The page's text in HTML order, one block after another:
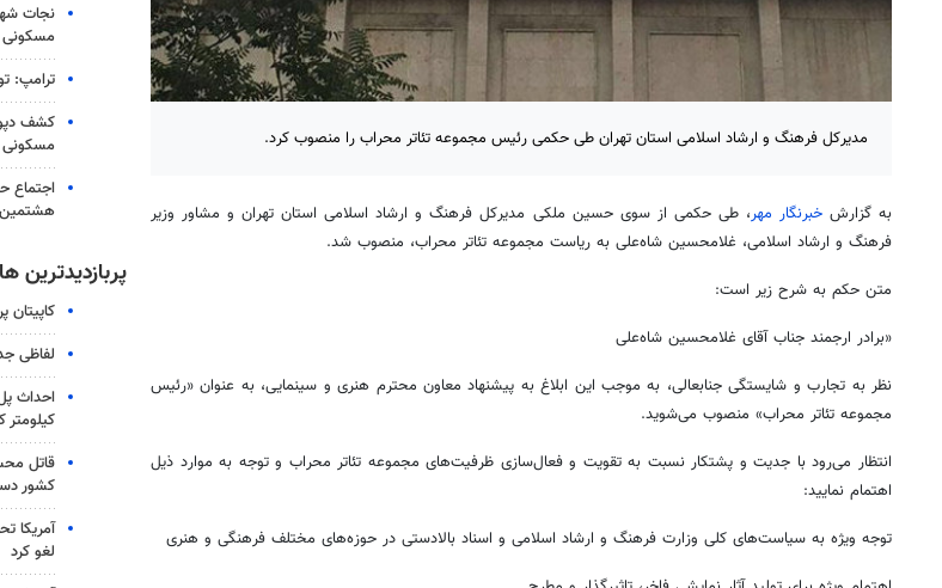
مدیرکل فرهنگ و ارشاد اسلامی استان تهران طی حکمی رئیس مجموعه تئاتر محراب را منصوب کرد.
به گزارشخبرنگار مهر، طی حکمی از سوی حسین ملکی مدیرکل فرهنگ و ارشاد اسلامی استان تهران و مشاور وزیر
فرهنگ و ارشاد اسلامی، غلامحسین شاه‌علی به ریاست مجموعه تئاتر محراب، منصوب شد.
متن حکم به شرح زیر است:
«برادر ارجمند جناب آقای غلامحسین شاه‌علی
نظر به تجارب و شایستگی جنابعالی، به موجب این ابلاغ به پیشنهاد معاون محترم هنری و سینمایی، به عنوان «رئیس
مجموعه تئاتر محراب» منصوب می‌شوید.
انتظار می‌رود با جدیت و پشتکار نسبت به تقویت و فعال‌سازی ظرفیت‌های مجموعه تئاتر محراب و توجه به موارد ذیل
اهتمام نمایید:
توجه ویژه به سیاست‌های کلی وزارت فرهنگ و ارشاد اسلامی و اسناد بالادستی در حوزه‌های مختلف فرهنگی و هنری
نجات
مسکونی
ترامپ:
کشف
مسکونی
اجتماع
پربازدیدترین ها
لفاظی
کیلومتر
قاتل
کشور
آمریکا
لغو کرد